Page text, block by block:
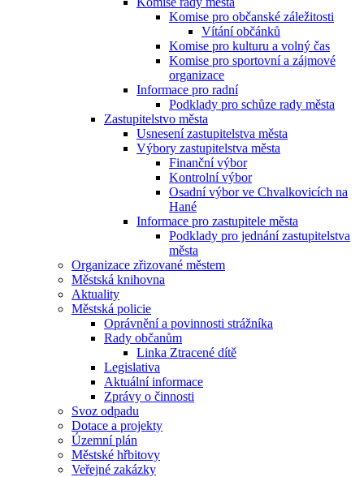
Komise pro občanské záležitosti
Vítání občánků
Komise pro kulturu a volný čas
Komise pro sportovní a zájmové
organizace
Informace pro radní
Podklady pro schůze rady města
Zastupitelstvo města
Usnesení zastupitelstva města
Výbory zastupitelstva města
Finanční výbor
Kontrolní výbor
Osadní výbor ve Chvalkovicích na
Hané
Informace pro zastupitele města
Podklady pro jednání zastupitelstva
města
Organizace zřizované městem
Městská knihovna
Aktuality
Městská policie
Oprávnění a povinnosti strážníka
Rady občanům
Linka Ztracené dítě
Legislativa
Aktuální informace
Zprávy o činnosti
Svoz odpadu
Dotace a projekty
Územní plán
Městské hřbitovy
Veřejné zakázky